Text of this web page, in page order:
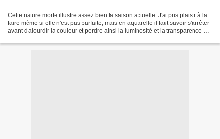
Cette nature morte illustre assez bien la saison actuelle. J'ai pris plaisir à la
faire même si elle n'est pas parfaite, mais en aquarelle il faut savoir s'arrêter
avant d'alourdir la couleur et perdre ainsi la luminosité et la transparence du